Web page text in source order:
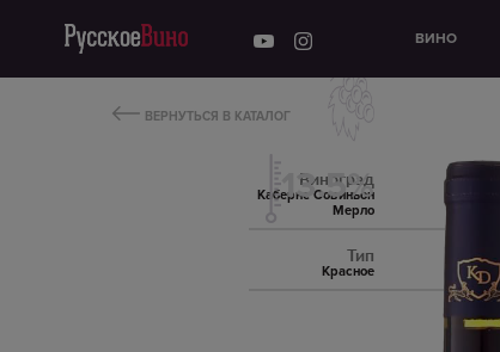
ВИНО
ВЕРНУТЬСЯ В КАТАЛОГ
Виноград
Каберне Совиньон
Мерло
13.5%
Тип
Красное